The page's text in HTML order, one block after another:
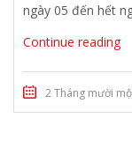
ngày 05 đến hết
Continue reading
2 Tháng mười